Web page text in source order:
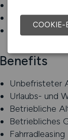
Gute
Kenntnisse
Benefits
Unbefristeter
Urlaubs- und
Betriebliche
Betriebliches
Fahrradleasing
COOKIE-